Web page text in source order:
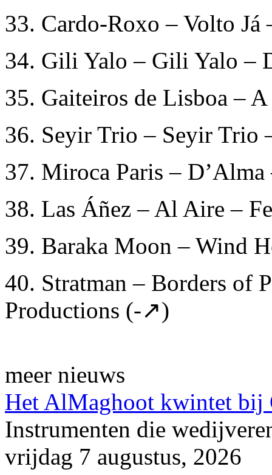
33. Cardo-Roxo – Volto
34. Gili Yalo – Gili Yalo –
35. Gaiteiros de Lisboa –
36. Seyir Trio – Seyir
37. Miroca Paris –
38. Las Áñez – Al Aire –
39. Baraka Moon – Wind
40. Stratman – Borders of
Productions (-↗)
meer nieuws
Het AlMaghoot kwintet bij
Instrumenten die
vrijdag 7 augustus, 2026